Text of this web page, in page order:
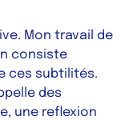
Mon travail de
consiste
ces subtilités.
des
une reflexion